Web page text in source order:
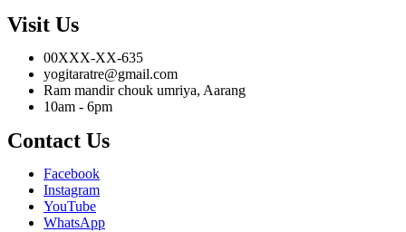
Visit Us
00XXX-XX-635
yogitaratre@gmail.com
Ram mandir chouk umriya, Aarang
10am - 6pm
Contact Us
Facebook
Instagram
YouTube
WhatsApp